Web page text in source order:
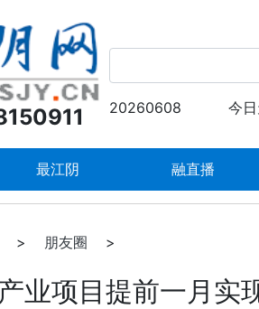
20260608 今
最江阴 融直播
> 朋友圈 >
业项目提前一月实